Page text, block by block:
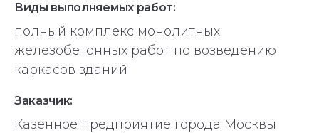
Виды выполняемых работ:
полный комплекс монолитных
железобетонных работ по возведению
каркасов зданий
Заказчик:
Казенное предприятие города Москвы